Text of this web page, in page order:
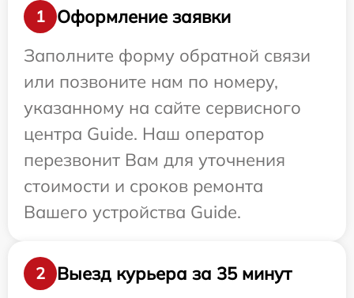
1
Оформление заявки
Заполните форму обратной связи
или позвоните нам по номеру,
указанному на сайте сервисного
центра Guide. Наш оператор
перезвонит Вам для уточнения
стоимости и сроков ремонта
Вашего устройства Guide.
2
Выезд курьера за 35 минут